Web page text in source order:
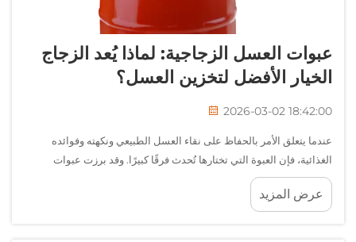
عبوات العسل الزجاجية: لماذا يُعد الزجاج
الخيار الأفضل لتخزين العسل؟
2026-03-02 18:42:00
عندما يتعلق الأمر بالحفاظ على نقاء العسل الطبيعي ونكهته وفوائده
الغذائية، فإن العبوة التي تختارها تُحدث فرقًا كبيرًا. وقد برزت عبوات
العسل الزجاجية كمعيار ذهبي لتخزين العسل، حيث توفر حماية لا مثيل لها
ضد التلوث...
عرض المزيد